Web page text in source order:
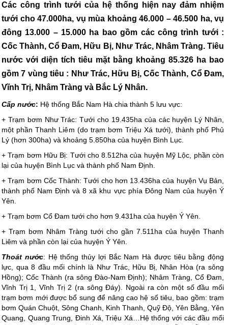
Các công trình tưới của hệ thống hiện nay đảm nhiệm
tưới cho 47.000ha, vụ mùa khoảng 46.000 – 46.500 ha, vụ
đông 13.000 – 15.000 ha bao gồm các công trình tưới :
Cốc Thành, Cổ Đam, Hữu Bị, Như Trác, Nhâm Tràng. Tiêu
nước với diện tích tiêu mặt bằng khoảng 85.326 ha bao
gồm 7 vùng tiêu : Như Trác, Hữu Bị, Cốc Thành, Cổ Đam,
Vĩnh Trị, Nhâm Tràng và Bắc Lý Nhân.
Cấp nước: Hệ thống Bắc Nam Hà chia thành 5 lưu vực:
+ Trạm bơm Như Trác: Tưới cho 19.435ha của các huyện Lý Nhân,
một phần Thanh Liêm (do trạm bơm Triệu Xá tưới), thành phố Phủ
Lý (hơn 300ha) và khoảng 5.850ha của huyện Bình Lục.
+ Trạm bơm Hữu Bị: Tưới cho 8.512ha của huyện Mỹ Lộc, phần còn
lại của huyện Bình Lục và thành phố Nam Định.
+ Trạm bơm Cốc Thành: Tưới cho hơn 13.436ha của huyện Vụ Bản,
thành phố Nam Định và 8 xã khu vực phía Đông Nam của huyện Ý
Yên.
+ Trạm bơm Cổ Đam tưới cho hơn 9.431ha của huyện Ý Yên.
+ Trạm bơm Nhâm Tràng tưới cho gần 7.511ha của huyện Thanh
Liêm và phần còn lại của huyện Ý Yên.
Thoát nước: Hệ thống thủy lợi Bắc Nam Hà được tiêu bằng động
lực, qua 8 đầu mối chính là Như Trác, Hữu Bị, Nhân Hòa (ra sông
Hồng); Cốc Thành (ra sông Đào-Nam Định); Nhâm Tràng, Cổ Đam,
Vĩnh Trị 1, Vĩnh Trị 2 (ra sông Đáy). Ngoài ra còn một số đầu mối
trạm bơm mới được bổ sung để nâng cao hệ số tiêu, bao gồm: trạm
bơm Quán Chuột, Sông Chanh, Kinh Thanh, Quỹ Độ, Yên Bằng, Yên
Quang, Quang Trung, Đinh Xá, Triệu Xá…Hệ thống với các đầu mối